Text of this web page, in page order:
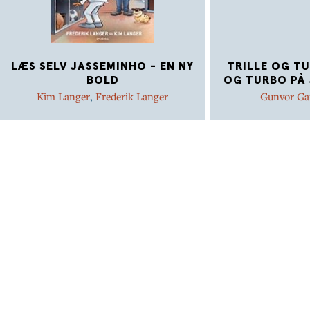
LÆS SELV JASSEMINHO - EN NY
BOLD
Kim Langer, Frederik Langer
TRILLE OG
OG TURBO PÅ
Gunvor